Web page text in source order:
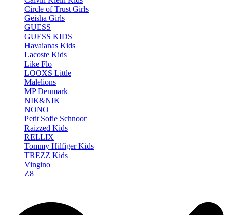
Circle of Trust Girls
Geisha Girls
GUESS
GUESS KIDS
Havaianas Kids
Lacoste Kids
Like Flo
LOOXS Little
Malelions
MP Denmark
NIK&NIK
NONO
Petit Sofie Schnoor
Raizzed Kids
RELLIX
Tommy Hilfiger Kids
TREZZ Kids
Vingino
Z8